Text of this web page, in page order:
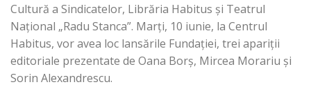
Cultură a Sindicatelor, Librăria Habitus și Teatrul
Național „Radu Stanca”. Marți, 10 iunie, la Centrul
Habitus, vor avea loc lansările Fundației, trei apariții
editoriale prezentate de Oana Borș, Mircea Morariu și
Sorin Alexandrescu.